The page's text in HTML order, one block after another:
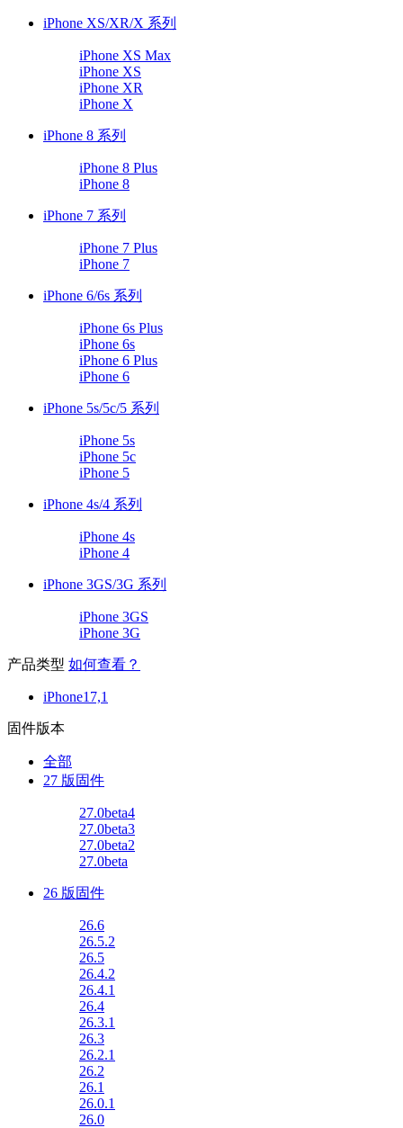
iPhone XS/XR/X 系列
iPhone XS Max
iPhone XS
iPhone XR
iPhone X
iPhone 8 系列
iPhone 8 Plus
iPhone 8
iPhone 7 系列
iPhone 7 Plus
iPhone 7
iPhone 6/6s 系列
iPhone 6s Plus
iPhone 6s
iPhone 6 Plus
iPhone 6
iPhone 5s/5c/5 系列
iPhone 5s
iPhone 5c
iPhone 5
iPhone 4s/4 系列
iPhone 4s
iPhone 4
iPhone 3GS/3G 系列
iPhone 3GS
iPhone 3G
产品类型 如何查看？
iPhone17,1
固件版本
全部
27 版固件
27.0beta4
27.0beta3
27.0beta2
27.0beta
26 版固件
26.6
26.5.2
26.5
26.4.2
26.4.1
26.4
26.3.1
26.3
26.2.1
26.2
26.1
26.0.1
26.0